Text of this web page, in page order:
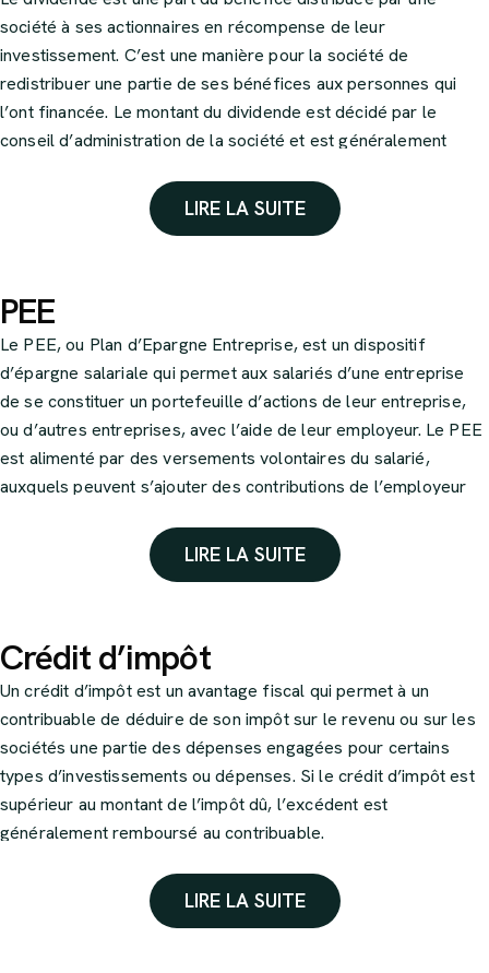
société à ses actionnaires en récompense de leur
investissement. C’est une manière pour la société de
redistribuer une partie de ses bénéfices aux personnes qui
l’ont financée. Le montant du dividende est décidé par le
conseil d’administration de la société et est généralement
LIRE LA SUITE
PEE
Le PEE, ou Plan d’Epargne Entreprise, est un dispositif
d’épargne salariale qui permet aux salariés d’une entreprise
de se constituer un portefeuille d’actions de leur entreprise,
ou d’autres entreprises, avec l’aide de leur employeur. Le PEE
est alimenté par des versements volontaires du salarié,
auxquels peuvent s’ajouter des contributions de l’employeur
d’avantages fiscaux sur les sommes investies et les gains
réalisés dans le cadre du PEE.
LIRE LA SUITE
Crédit d’impôt
Un crédit d’impôt est un avantage fiscal qui permet à un
contribuable de déduire de son impôt sur le revenu ou sur les
sociétés une partie des dépenses engagées pour certains
types d’investissements ou dépenses. Si le crédit d’impôt est
supérieur au montant de l’impôt dû, l’excédent est
généralement remboursé au contribuable.
Il existe différents types de crédits d’impôt, dont le but est
généralement d’encourager certaines activités :
LIRE LA SUITE